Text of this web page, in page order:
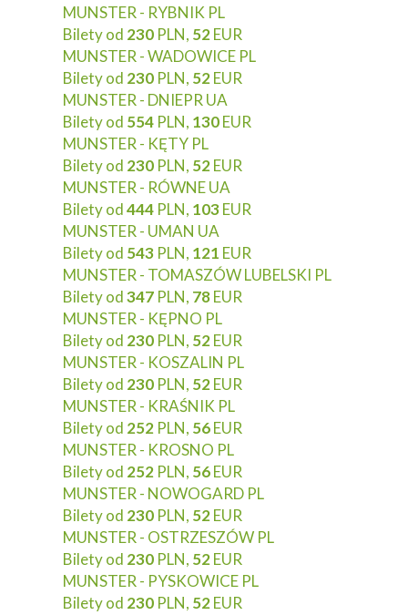
MUNSTER - RYBNIK PL
Bilety od 230 PLN, 52EUR
MUNSTER - WADOWICE PL
Bilety od 230 PLN, 52EUR
MUNSTER - DNIEPR UA
Bilety od 554 PLN, 130EUR
MUNSTER - KĘTY PL
Bilety od 230 PLN, 52EUR
MUNSTER - RÓWNE UA
Bilety od444 PLN, 103EUR
MUNSTER - UMAN UA
Bilety od 543 PLN, 121 EUR
MUNSTER - TOMASZÓW LUBELSKI PL
Bilety od347 PLN, 78EUR
MUNSTER - KĘPNO PL
Bilety od 230 PLN, 52EUR
MUNSTER - KOSZALIN PL
Bilety od 230 PLN, 52EUR
MUNSTER - KRAŚNIK PL
Bilety od 252 PLN, 56EUR
MUNSTER - KROSNO PL
Bilety od 252 PLN, 56EUR
MUNSTER - NOWOGARD PL
Bilety od 230 PLN, 52EUR
MUNSTER - OSTRZESZÓW PL
Bilety od 230 PLN, 52EUR
MUNSTER - PYSKOWICE PL
Bilety od 230 PLN, 52EUR